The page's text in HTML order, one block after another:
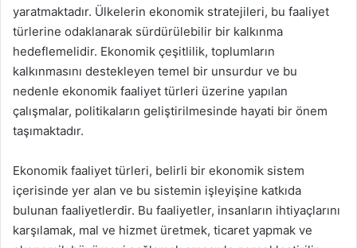
yaratmaktadır. Ülkelerin ekonomik stratejileri, bu faaliyet
türlerine odaklanarak sürdürülebilir bir kalkınma
hedeflemelidir. Ekonomik çeşitlilik, toplumların
kalkınmasını destekleyen temel bir unsurdur ve bu
nedenle ekonomik faaliyet türleri üzerine yapılan
çalışmalar, politikaların geliştirilmesinde hayati bir önem
taşımaktadır.
Ekonomik faaliyet türleri, belirli bir ekonomik sistem
içerisinde yer alan ve bu sistemin işleyişine katkıda
bulunan faaliyetlerdir. Bu faaliyetler, insanların ihtiyaçlarını
karşılamak, mal ve hizmet üretmek, ticaret yapmak ve